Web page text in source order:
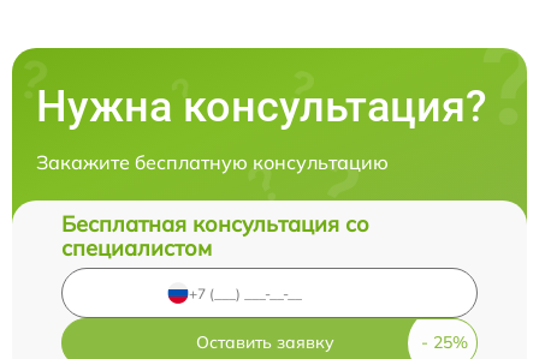
Нужна консультация?
Закажите бесплатную консультацию
Бесплатная консультация со
специалистом
Оставить заявку